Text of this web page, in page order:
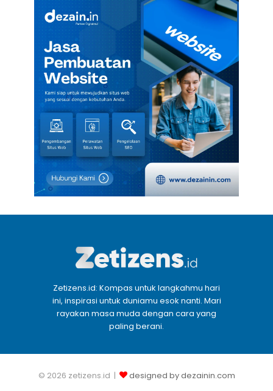
Zetizens.id: Kompas untuk langkahmu hari
ini, inspirasi untuk duniamu esok nanti. Mari
rayakan masa muda dengan cara yang
paling berani.
© 2026 zetizens.id |
designed by dezainin.com